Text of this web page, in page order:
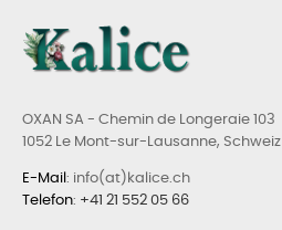
OXAN SA - Chemin de Longeraie 103
1052 Le Mont-sur-Lausanne, Schweiz
E-Mail : info(at)kalice.ch
Telefon: +41 21 552 05 66